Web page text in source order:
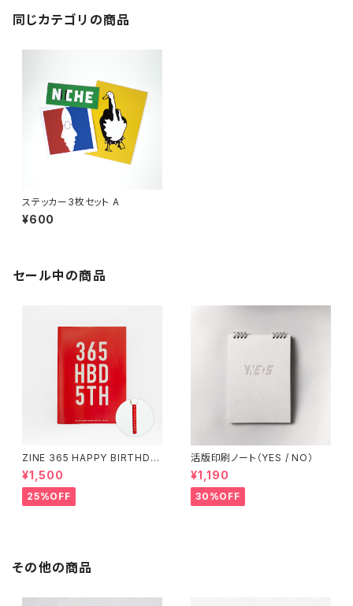
同じカテゴリの商品
ステッカー3枚セット A
¥600
セール中の商品
ZINE 365 HAPPY BIRTHDA
Y（アクリルキーホルダー付き）
¥1,500
25%OFF
活版印刷ノート（YES / NO）
¥1,190
30%OFF
その他の商品